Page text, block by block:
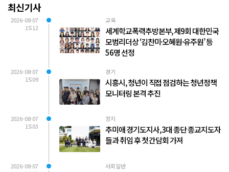
최신기사
2026-08-07
15:12
교육
세계학교폭력추방본부, 제9회 대한민국
모범리더상 ‘김찬미·오혜원·유주원’ 등
56명 선정
2026-08-07
15:09
경기
시흥시, 청년이 직접 점검하는 청년정책
모니터링 본격 추진
2026-08-07
15:03
정치
추미애 경기도지사, 3대 종단 종교지도자
들과 취임 후 첫 간담회 가져
2026-08-07
사회일반